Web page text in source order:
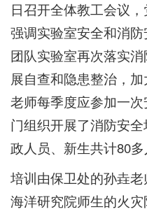
日召开全体教工会议
强调实验室安全和消
团队实验室再次落实
展自查和隐患整治，
老师每季度应参加一
门组织开展了消防安
政人员、新生共计80多
培训由保卫处的孙垚
海洋研究院师生的火